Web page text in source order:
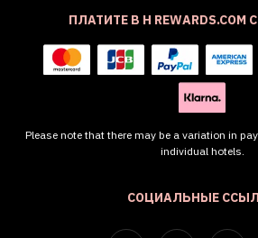
СОЦИАЛЬНЫЕ
ПЛАТИТЕ В H
Please note that there may be a variation in
individual hotels.